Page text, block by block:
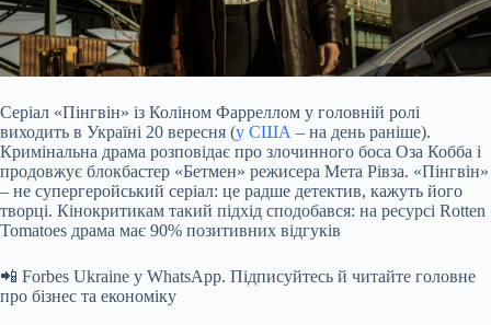
Серіал «Пінгвін» із Коліном Фарреллом у головній ролі
виходить в Україні 20 вересня (у США – на день раніше).
Кримінальна драма розповідає про злочинного боса Оза Кобба і
продовжує блокбастер «Бетмен» режисера Мета Рівза. «Пінгвін»
– не супергеройський серіал: це радше детектив, кажуть його
творці. Кінокритикам такий підхід сподобався: на ресурсі Rotten
Tomatoes драма має 90% позитивних відгуків
📲 Forbes Ukraine у WhatsApp. Підписуйтесь й читайте головне
про бізнес та економіку